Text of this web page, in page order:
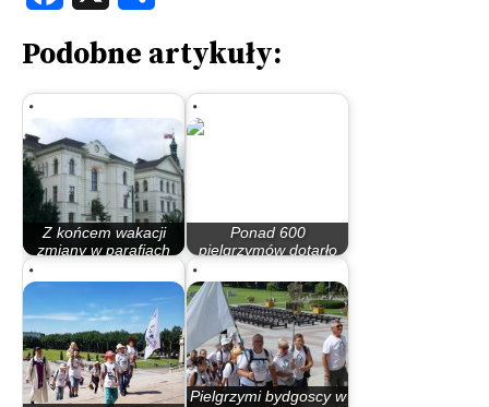
Podobne artykuły:
Z końcem wakacji
zmiany w parafiach
Ponad 600
pielgrzymów dotarło
Pielgrzymi bydgoscy w